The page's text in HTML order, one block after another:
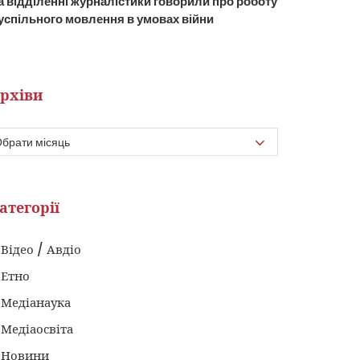
мовлення в умовах війни
Відео / Авдіо
Етно
Медіанаука
Медіаосвіта
Новини